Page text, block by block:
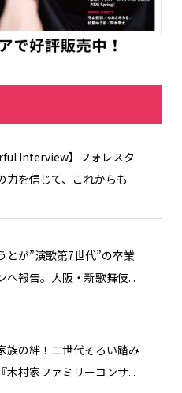
Interview】フォレスタ
力を信じて、これからも
とが”演歌第7世代”の卒業
へ報告。大阪・新歌舞伎...
族の絆！二世代そろい踏み
木村家ファミリーコンサ...